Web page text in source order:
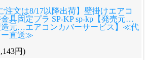
注文は8/17以降出荷】壁掛けエアコ
具固定プラ SP-KP sp-kp【発売元…
造元…エアコンカバーサービス】≪代
ー直送≫
円)